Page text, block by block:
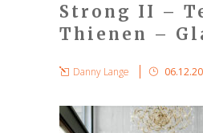
Strong II –
Thienen –
Danny Lange